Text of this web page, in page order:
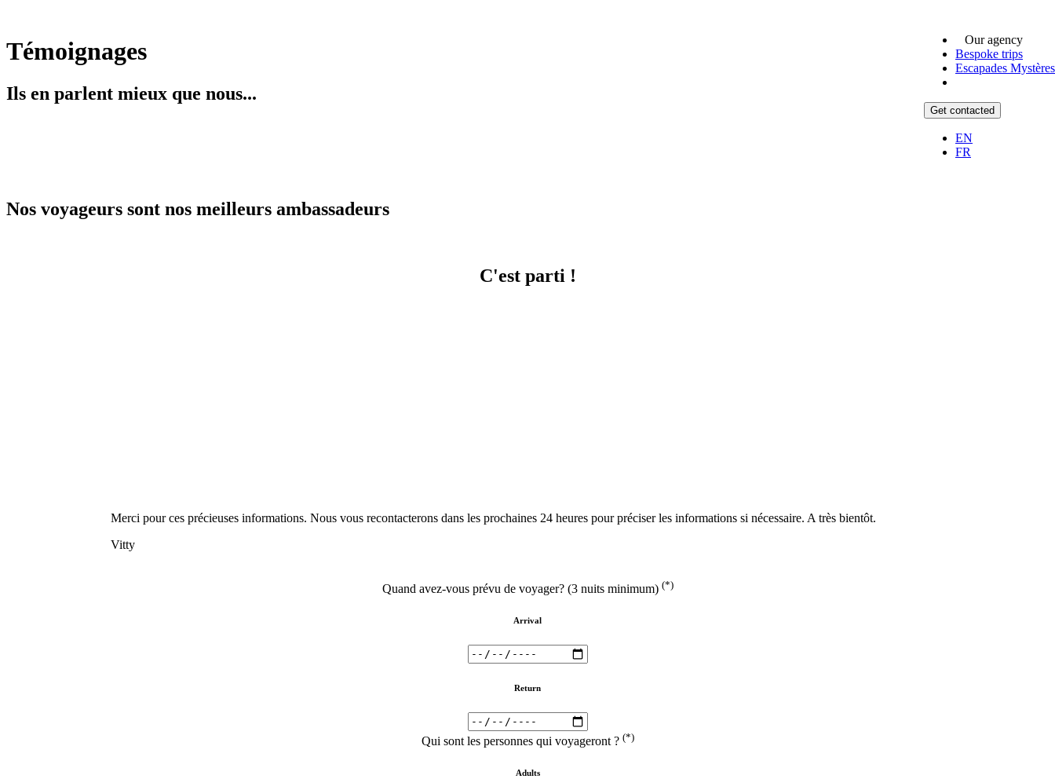
Our agency
Bespoke trips
Escapades Mystères
Get contacted
EN
FR
Témoignages
Ils en parlent mieux que nous...
Nos voyageurs sont nos meilleurs ambassadeurs
C'est parti !
Merci pour ces précieuses informations. Nous vous recontacterons dans les prochaines 24 heures pour préciser les informations si nécessaire. A très bientôt.
Vitty
Quand avez-vous prévu de voyager? (3 nuits minimum) (*)
Arrival
Return
Qui sont les personnes qui voyageront ? (*)
Adults